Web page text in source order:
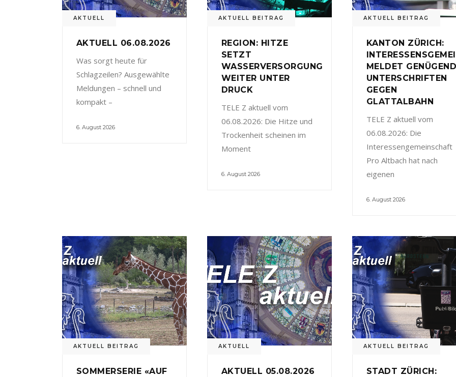
AKTUELL
AKTUELL 06.08.2026
Was sorgt heute für
Schlagzeilen? Ausgewählte
Meldungen – schnell und
kompakt –
6. August 2026
AKTUELL BEITRAG
REGION: HITZE
SETZT
WASSERVERSORGUNG
WEITER UNTER
DRUCK
TELE Z aktuell vom
06.08.2026: Die Hitze und
Trockenheit scheinen im
Moment
6. August 2026
AKTUELL BEITRAG
KANTON ZÜRICH:
MELDET
UNTERSCHRIFTEN
GEGEN
GLATTALBAHN
TELE Z aktuell vom
06.08.2026: Die
Interessengemeinschaft
Pro Altbach hat nach
eigenen
6. August 2026
AKTUELL BEITRAG
SOMMERSERIE «AUF
AKTUELL
AKTUELL 05.08.2026
AKTUELL BEITRAG
STADT ZÜRICH: